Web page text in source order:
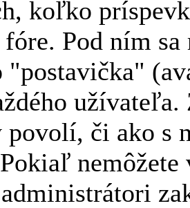
koľko
Pod ním sa
"postavička"
povolí, či ako s